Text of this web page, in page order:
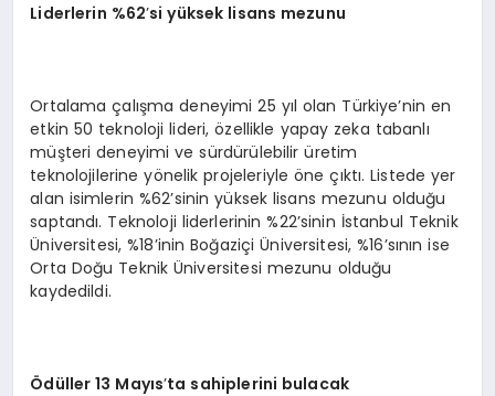
Liderlerin %62’si yüksek lisans mezunu
Ortalama çalışma deneyimi 25 yıl olan Türkiye’nin en
etkin 50 teknoloji lideri, özellikle yapay zeka tabanlı
müşteri deneyimi ve sürdürülebilir üretim
teknolojilerine yönelik projeleriyle öne çıktı. Listede yer
alan isimlerin %62’sinin yüksek lisans mezunu olduğu
saptandı. Teknoloji liderlerinin %22’sinin İstanbul Teknik
Üniversitesi, %18’inin Boğaziçi Üniversitesi, %16’sının ise
Orta Doğu Teknik Üniversitesi mezunu olduğu
kaydedildi.
Ödüller 13 Mayıs’ta sahiplerini bulacak